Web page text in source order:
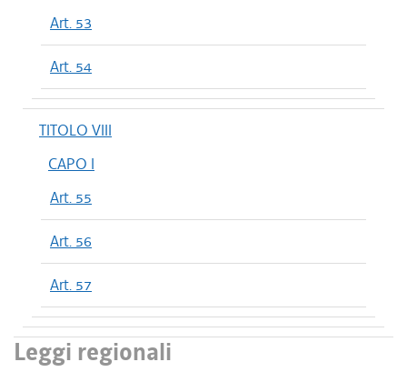
Art. 53
Art. 54
TITOLO VIII
CAPO I
Art. 55
Art. 56
Art. 57
Leggi regionali